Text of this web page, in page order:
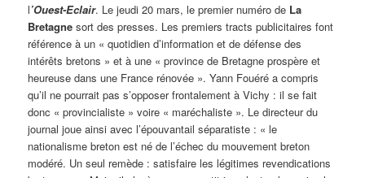
l’Ouest-Eclair. Le jeudi 20 mars, le premier numéro de La
Bretagne sort des presses. Les premiers tracts publicitaires font
référence à un « quotidien d’information et de défense des
intérêts bretons » et à une « province de Bretagne prospère et
heureuse dans une France rénovée ». Yann Fouéré a compris
qu’il ne pourrait pas s’opposer frontalement à Vichy : il se fait
donc « provincialiste » voire « maréchaliste ». Le directeur du
journal joue ainsi avec l’épouvantail séparatiste : « le
nationalisme breton est né de l’échec du mouvement breton
modéré. Un seul remède : satisfaire les légitimes revendications